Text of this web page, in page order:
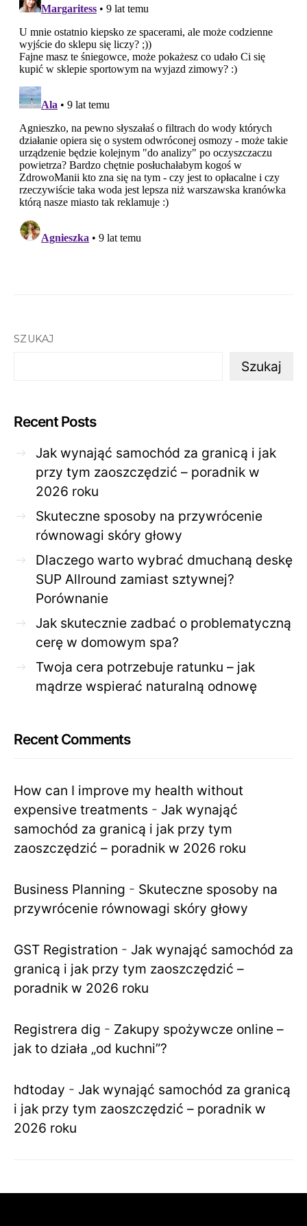
SZUKAJ
Szukaj
Recent Posts
Jak wynająć samochód za granicą i jak
przy tym zaoszczędzić – poradnik w
2026 roku
Skuteczne sposoby na przywrócenie
równowagi skóry głowy
Dlaczego warto wybrać dmuchaną deskę
SUP Allround zamiast sztywnej?
Porównanie
Jak skutecznie zadbać o problematyczną
cerę w domowym spa?
Twoja cera potrzebuje ratunku – jak
mądrze wspierać naturalną odnowę
Recent Comments
How can I improve my health without
expensive treatments - Jak wynająć
samochód za granicą i jak przy tym
zaoszczędzić – poradnik w 2026 roku
Business Planning - Skuteczne sposoby na
przywrócenie równowagi skóry głowy
GST Registration - Jak wynająć samochód za
granicą i jak przy tym zaoszczędzić –
poradnik w 2026 roku
Registrera dig - Zakupy spożywcze online –
jak to działa „od kuchni”?
hdtoday - Jak wynająć samochód za granicą
i jak przy tym zaoszczędzić – poradnik w
2026 roku